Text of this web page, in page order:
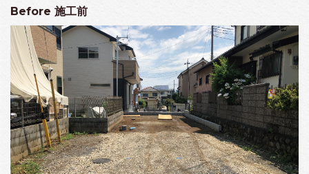
Before 施工前